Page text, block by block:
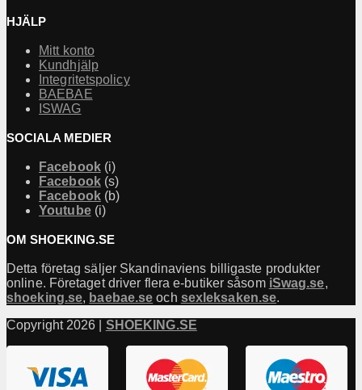
HJÄLP
Mitt konto
Kundhjälp
Integritetspolicy
BAEBAE
ISWAG
SOCIALA MEDIER
Facebook(i)
Facebook(s)
Facebook(b)
Youtube(i)
OM SHOEKING.SE
Detta företag säljer Skandinaviens billigaste produkter
online. Företaget driver flera e-butiker såsom iSwag.se,
shoeking.se, baebae.se och sexleksaken.se.
Copyright 2026 | SHOEKING.SE